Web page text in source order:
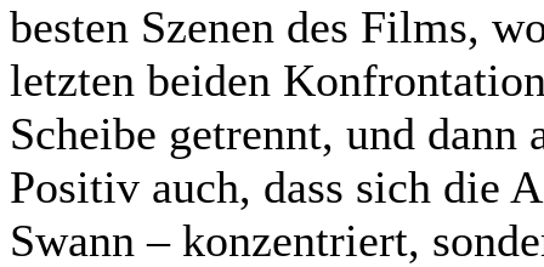
besten Szenen des Films,
letzten beiden
Scheibe getrennt, und
Positiv auch, dass sich die
Swann – konzentriert,